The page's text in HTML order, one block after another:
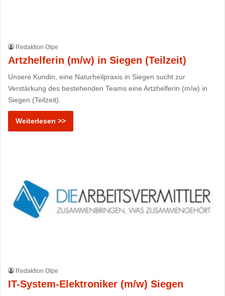
Redaktion Olpe
Artzhelferin (m/w) in Siegen (Teilzeit)
Unsere Kundin, eine Naturheilpraxis in Siegen sucht zur
Verstärkung des bestehenden Teams eine Artzhelferin (m/w) in
Siegen (Teilzeit).
Weiterlesen >>
Redaktion Olpe
IT-System-Elektroniker (m/w) Siegen